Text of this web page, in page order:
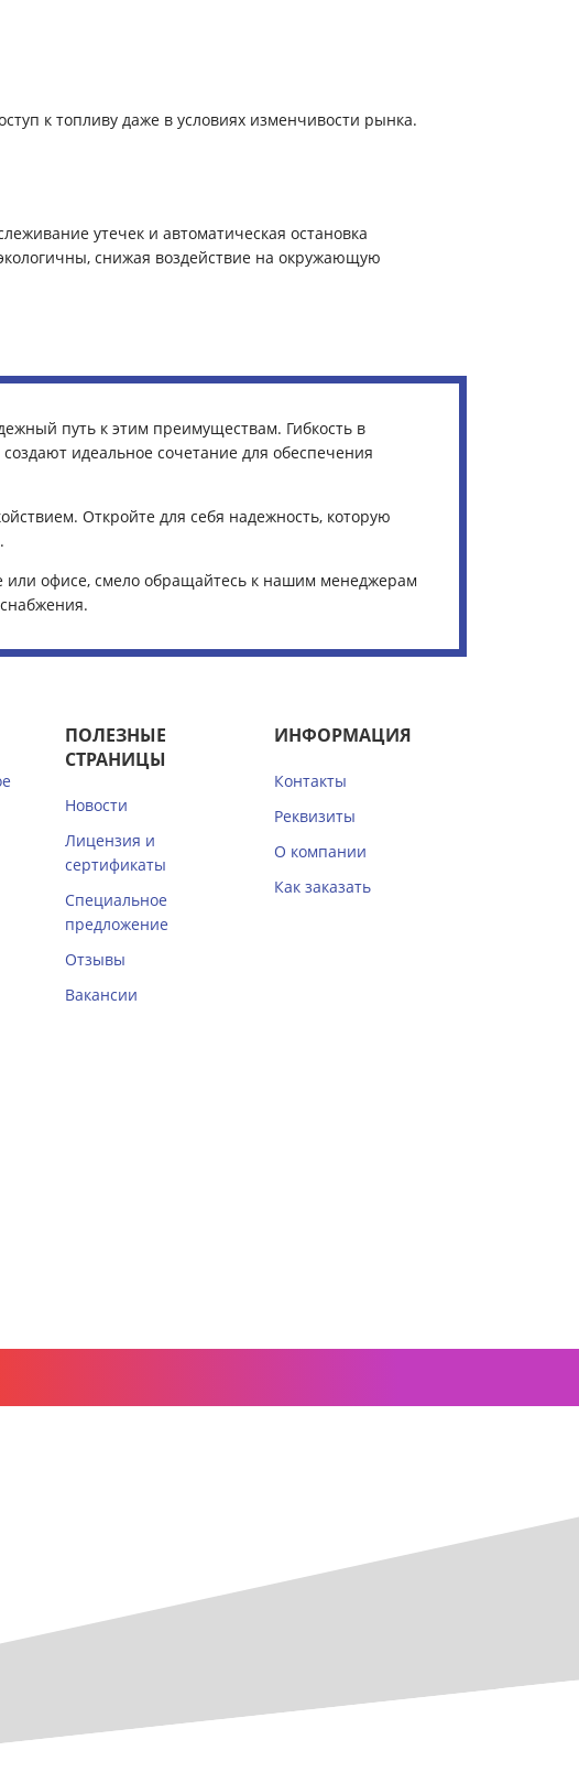
к топливу даже в условиях изменчивости рынка.
утечек и автоматическая остановка
снижая воздействие на окружающую
путь к этим преимуществам. Гибкость в
идеальное сочетание для обеспечения
Откройте для себя надежность, которую
или офисе, смело обращайтесь к нашим менеджерам
ПОЛЕЗНЫЕ
СТРАНИЦЫ
Новости
Лицензия и
сертификаты
Специальное
предложение
Отзывы
Вакансии
ИНФОРМАЦИЯ
Контакты
Реквизиты
О компании
Как заказать